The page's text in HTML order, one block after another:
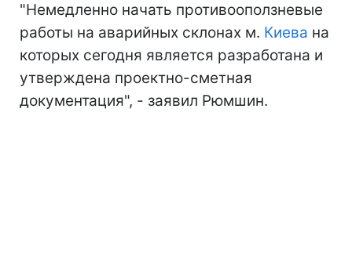
"Немедленно начать противооползневые
работы на аварийных склонах м. Киева на
которых сегодня является разработана и
утверждена проектно-сметная
документация", - заявил Рюмшин.